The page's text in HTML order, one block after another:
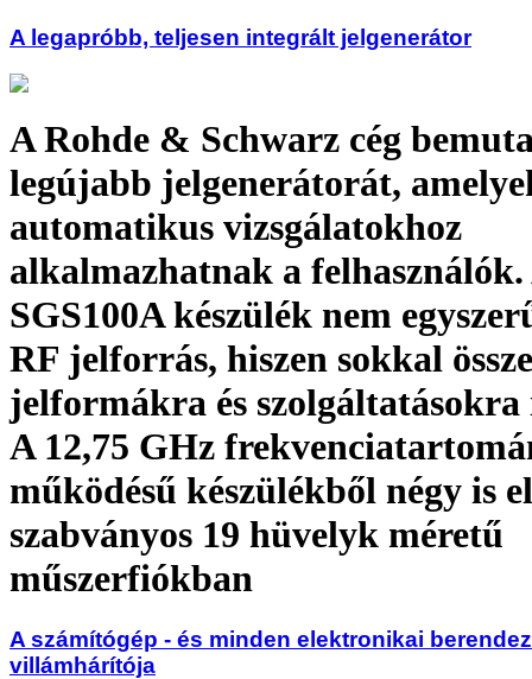
A legapróbb, teljesen integrált jelgenerátor
A Rohde & Schwarz cég
legújabb jelgenerátorát,
automatikus vizsgálatokhoz
alkalmazhatnak a
SGS100A készülék nem
RF jelforrás, hiszen sokkal
jelformákra és szolgáltatásokra
A 12,75 GHz
működésű készülékből négy is
szabványos 19 hüvelyk méretű
műszerfiókban
A számítógép - és minden elektronikai
villámhárítója